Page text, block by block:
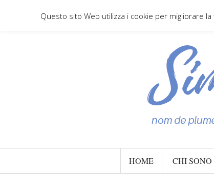
HOME CHI SONO
Questo sito Web utilizza i cookie per migliorare